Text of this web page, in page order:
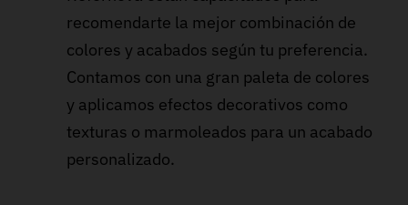
recomendarte la mejor combinación de
colores y acabados según tu preferencia.
Contamos con una gran paleta de colores
y aplicamos efectos decorativos como
texturas o marmoleados para un acabado
personalizado.